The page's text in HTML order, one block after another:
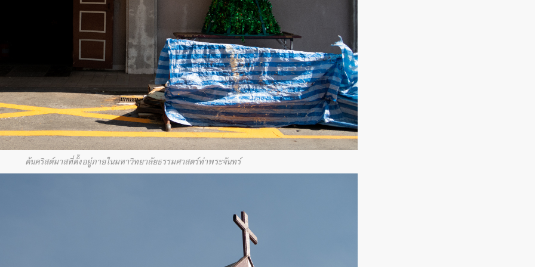
ต้นคริสต์มาสที่ตั้งอยู่ภายในมหาวิทยาลัยธรรมศาสตร์ท่าพระจันทร์